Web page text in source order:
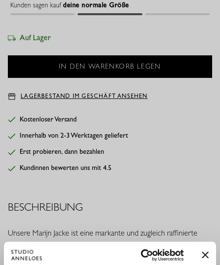
Kunden sagen kaufdeine normale Größe
Auf Lager
LAGERBESTAND IM GESCHÄFT ANSEHEN
Kostenloser Versand
Innerhalb von 2-3 Werktagen geliefert
Erst probieren, dann bezahlen
Kundinnen bewerten uns mit 4.5
BESCHREIBUNG
Unsere Marijn Jacke ist eine markante und zugleich raffinierte
Jacke mit moderner Ausstrahlung. Die Regular Fit Passform und
der feste Heavy Travelstoff sorgen für eine kraftvolle Silhouette,